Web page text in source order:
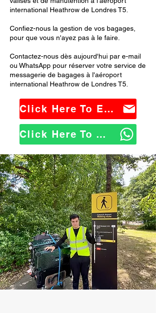
international Heathrow de Londres T5.
Confiez-nous la gestion de vos bagages,
pour que vous n'ayez pas à le faire.
Contactez-nous dès aujourd'hui par e-mail
ou WhatsApp pour réserver votre service de
messagerie de bagages à l'aéroport
international Heathrow de Londres T5.
Click Here To Email Us
Click Here To WhatsApp Us